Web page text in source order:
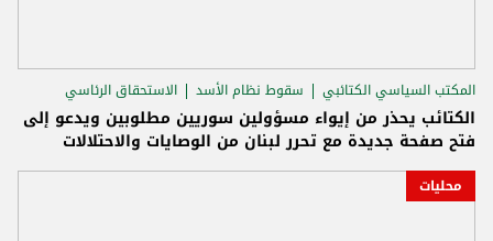
المكتب السياسي الكتائبي سقوط نظام الأسد الاستحقاق الرئاسي
الكتائب يحذر من إيواء مسؤولين سوريين مطلوبين ويدعو إلى
فتح صفحة جديدة مع تحرر لبنان من الوصايات والاحتلالات
محليات